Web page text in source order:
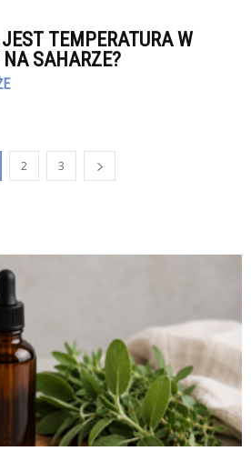
TEMPERATURA W
NA SAHARZE?
2 3